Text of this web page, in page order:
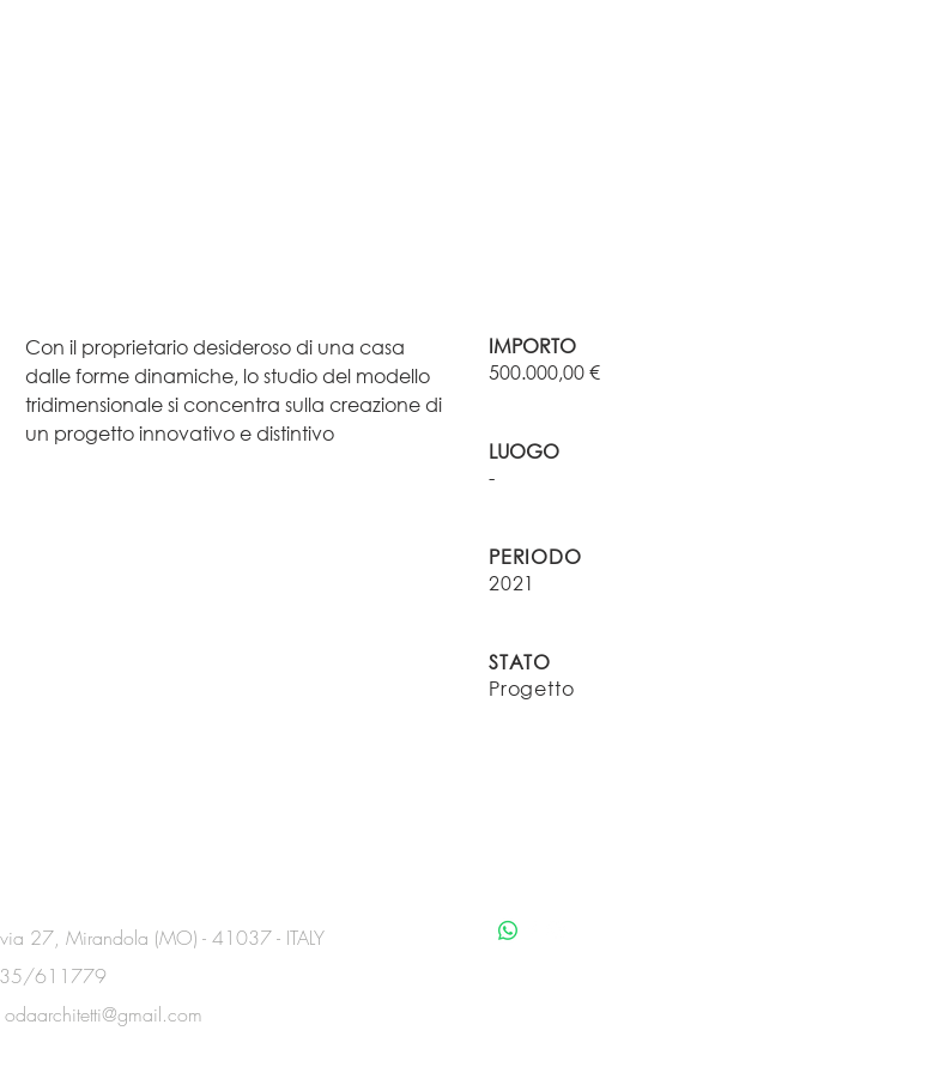
Con il proprietario desideroso di una casa
dalle forme dinamiche, lo studio del modello
tridimensionale si concentra sulla creazione di
un progetto innovativo e distintivo
IMPORTO
500.000,00 €
LUOGO
-
PERIODO
2021
STATO
Progetto
27, Mirandola (MO) - 41037 - ITALY
611779
odaarchitetti@gmail.com